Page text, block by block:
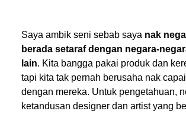
Saya ambik seni sebab saya nak
berada setaraf dengan negara-
lain. Kita bangga pakai produk dan
tapi kita tak pernah berusaha nak
dengan mereka. Untuk pengetahuan,
ketandusan designer dan artist yang